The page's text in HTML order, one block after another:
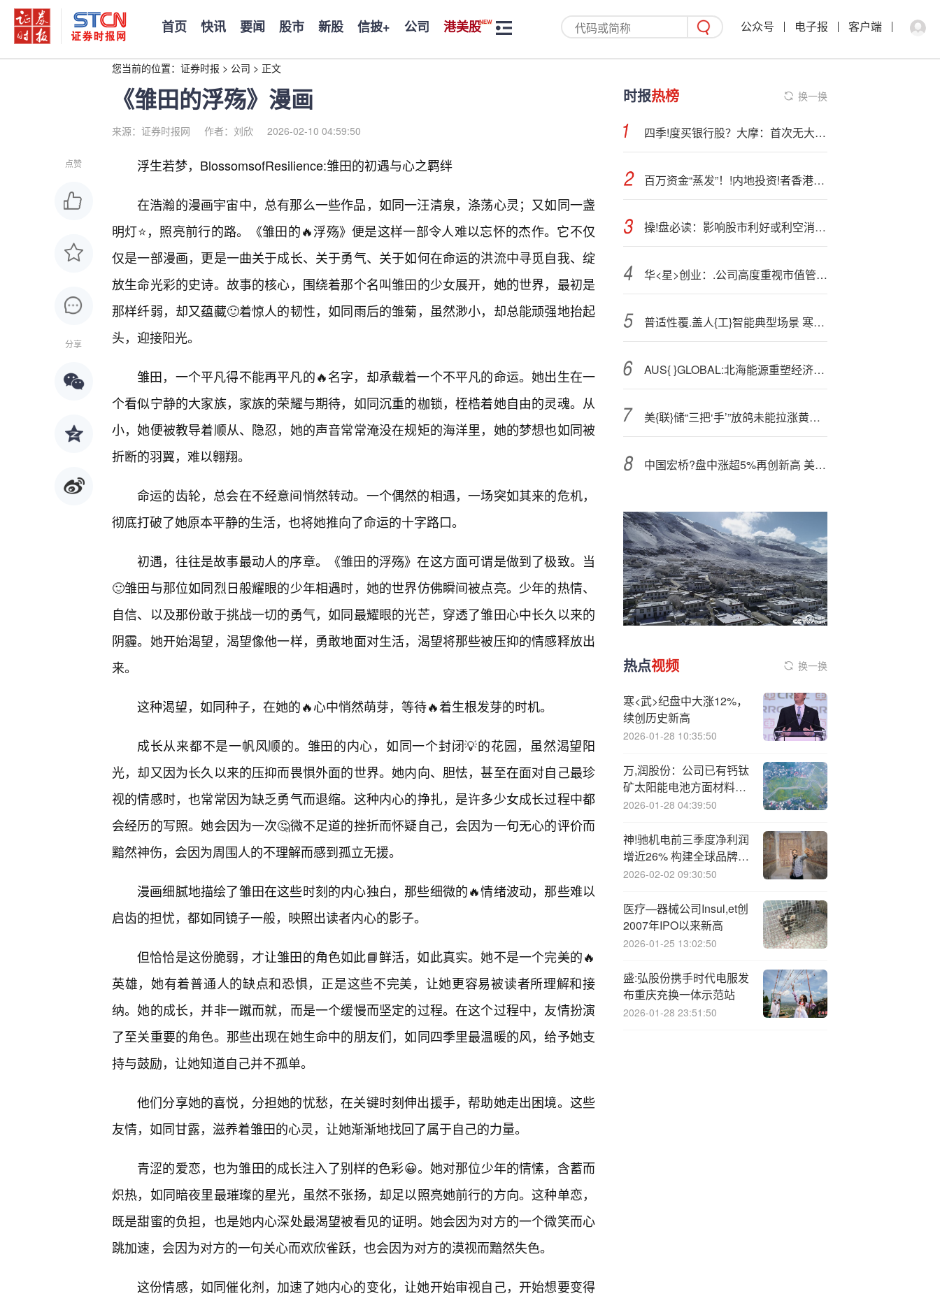
首页 快讯 要闻 股市 新股 信披+ 公司 港美股 公众号 电子报 客户端
您当前的位置： 证券时报 > 公司 > 正文
《雏田的浮殇》漫画
来源：证券时报网 作者：刘欣 2026-02-10 04:59:50
点赞
分享
浮生若梦，BlossomsofResilience:雏田的初遇与心之羁绊
在浩瀚的漫画宇宙中，总有那么一些作品，如同一汪清泉，涤荡心灵；又如同一盏
明灯⭐，照亮前行的路。《雏田的🔥浮殇》便是这样一部令人难以忘怀的杰作。它不仅
仅是一部漫画，更是一曲关于成长、关于勇气、关于如何在命运的洪流中寻觅自我、绽
放生命光彩的史诗。故事的核心，围绕着那个名叫雏田的少女展开，她的世界，最初是
那样纤弱，却又蕴藏🙂着惊人的韧性，如同雨后的雏菊，虽然渺小，却总能顽强地抬起
头，迎接阳光。
雏田，一个平凡得不能再平凡的🔥名字，却承载着一个不平凡的命运。她出生在一
个看似宁静的大家族，家族的荣耀与期待，如同沉重的枷锁，桎梏着她自由的灵魂。从
小，她便被教导着顺从、隐忍，她的声音常常淹没在规矩的海洋里，她的梦想也如同被
折断的羽翼，难以翱翔。
命运的齿轮，总会在不经意间悄然转动。一个偶然的相遇，一场突如其来的危机，
彻底打破了她原本平静的生活，也将她推向了命运的十字路口。
初遇，往往是故事最动人的序章。《雏田的浮殇》在这方面可谓是做到了极致。当
🙂雏田与那位如同烈日般耀眼的少年相遇时，她的世界仿佛瞬间被点亮。少年的热情、
自信、以及那份敢于挑战一切的勇气，如同最耀眼的光芒，穿透了雏田心中长久以来的
阴霾。她开始渴望，渴望像他一样，勇敢地面对生活，渴望将那些被压抑的情感释放出
来。
这种渴望，如同种子，在她的🔥心中悄然萌芽，等待🔥着生根发芽的时机。
成长从来都不是一帆风顺的。雏田的内心，如同一个封闭💡的花园，虽然渴望阳
光，却又因为长久以来的压抑而畏惧外面的世界。她内向、胆怯，甚至在面对自己最珍
视的情感时，也常常因为缺乏勇气而退缩。这种内心的挣扎，是许多少女成长过程中都
会经历的写照。她会因为一次🤔微不足道的挫折而怀疑自己，会因为一句无心的评价而
黯然神伤，会因为周围人的不理解而感到孤立无援。
漫画细腻地描绘了雏田在这些时刻的内心独白，那些细微的🔥情绪波动，那些难以
启齿的担忧，都如同镜子一般，映照出读者内心的影子。
但恰恰是这份脆弱，才让雏田的角色如此📘鲜活，如此真实。她不是一个完美的🔥
英雄，她有着普通人的缺点和恐惧，正是这些不完美，让她更容易被读者所理解和接
纳。她的成长，并非一蹴而就，而是一个缓慢而坚定的过程。在这个过程中，友情扮演
了至关重要的角色。那些出现在她生命中的朋友们，如同四季里最温暖的风，给予她支
持与鼓励，让她知道自己并不孤单。
他们分享她的喜悦，分担她的忧愁，在关键时刻伸出援手，帮助她走出困境。这些
友情，如同甘露，滋养着雏田的心灵，让她渐渐地找回了属于自己的力量。
青涩的爱恋，也为雏田的成长注入了别样的色彩😀。她对那位少年的情愫，含蓄而
炽热，如同暗夜里最璀璨的星光，虽然不张扬，却足以照亮她前行的方向。这种单恋，
既是甜蜜的负担，也是她内心深处最渴望被看见的证明。她会因为对方的一个微笑而心
跳加速，会因为对方的一句关心而欢欣雀跃，也会因为对方的漠视而黯然失色。
这份情感，如同催化剂，加速了她内心的变化，让她开始审视自己，开始想要变得
时报热榜 换一换
四季!度买银行股？大摩：首次无大规模刺激的“自然周期性触底”，中国银行业进入新时代
百万资金“蒸发”！!内地投资!者香港遇汇兑骗局
操!盘必读：影响股市利好或利空消息_2025年11月27日_财经新闻
华<星>创业：.公司高度重视市值管理工作
普适性覆.盖人{工}智能典型场景 寒武纪产品技术优势凸显
AUS{ }GLOBAL:北海能源重塑经济未来
美{联}储“三把‘手’”放鸽未能拉涨黄金，金价静候零售数据打破盘整格局
中国宏桥?盘中涨超5%再创新高 美银维持“买入”评级
热点视频 换一换
寒<武>纪盘中大涨12%，
续创历史新高
2026-01-28 10:35:50
万,润股份：公司已有钙钛
矿太阳能电池方面材料实
现供应
2026-01-28 04:39:50
神!驰机电前三季度净利润
增近26% 构建全球品牌和
渠道优势
2026-02-02 09:30:50
医疗—器械公司Insul,et创
2007年IPO以来新高
2026-01-25 13:02:50
盛:弘股份携手时代电服发
布重庆充换一体示范站
2026-01-28 23:51:50